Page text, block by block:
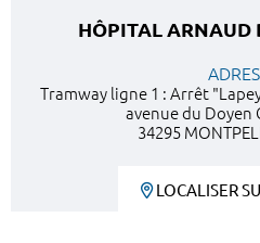
HÔPITAL ARNAUD
Tramway ligne 1 : Arrêt
avenue du Doyen
34295
LOCALISER